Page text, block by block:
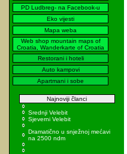
PD Ludbreg- na Facebook-u
Eko vijesti
Mapa weba
Web shop mountain maps of
Croatia, Wanderkarte of Croatia
Restorani i hoteli
Auto kampovi
Apartmani i sobe
Najnoviji članci
Srednji Velebit
Sjeverni Velebit
Dramatično u snježnoj mećavi
na 2500 ndm